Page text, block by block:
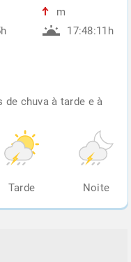
m
17:48:11h
chuva à tarde e à
Tarde Noite